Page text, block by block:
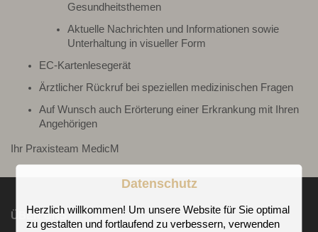
Gesundheitsthemen
Aktuelle Nachrichten und Informationen sowie
Unterhaltung in visueller Form
EC-Kartenlesegerät
Ärztlicher Rückruf bei speziellen medizinischen Fragen
Auf Wunsch auch Erörterung einer Erkrankung mit Ihren
Angehörigen
Ihr Praxisteam MedicM
ÜBER UNS
Datenschutz
Herzlich willkommen! Um unsere Website für Sie optimal
zu gestalten und fortlaufend zu verbessern, verwenden